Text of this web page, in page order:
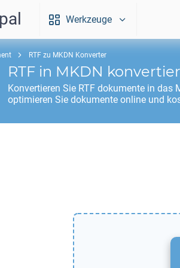
Werkzeuge
RTF zu MKDN Konverter
RTF in MKDN
Konvertieren Sie RTF dokumente in das
optimieren Sie dokumente online und